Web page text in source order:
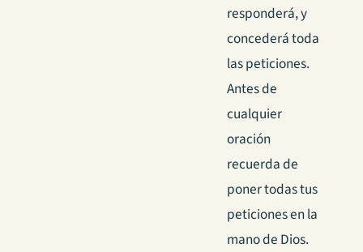
responderá, y
concederá toda
las peticiones.
Antes de
cualquier
oración
recuerda de
poner todas tus
peticiones en la
mano de Dios.